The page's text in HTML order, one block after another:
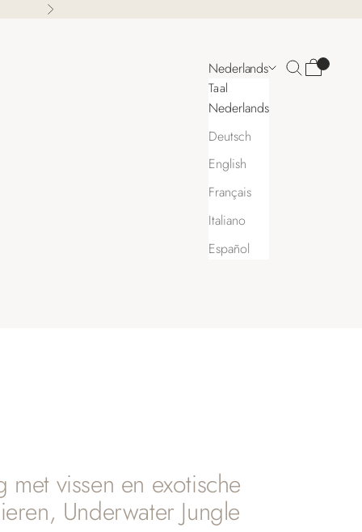
Volgende
Nederlands
Taal
Nederlands
Deutsch
English
Français
Italiano
Español
Zoeken
met vissen en exotische
Underwater Jungle